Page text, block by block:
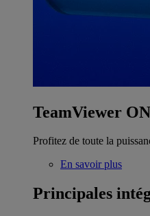
TeamViewer
Profitez de toute la
En savoir plus
Principales